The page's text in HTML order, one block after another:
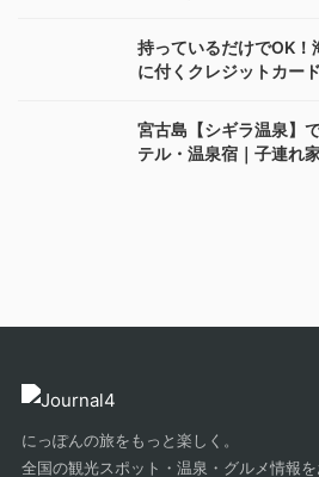
持っているだけでOK
に付くクレジットカー
宮古島【シギラ温泉】
テル・温泉宿｜子連れ
にっぽんの旅をもっと楽しく。
全国の観光スポット・温泉・グルメ情報